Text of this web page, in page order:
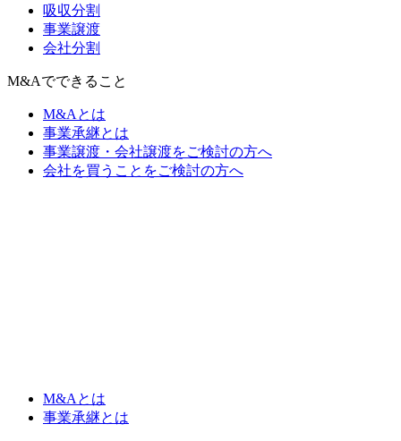
吸収分割
事業譲渡
会社分割
M&Aでできること
M&Aとは
事業承継とは
事業譲渡・会社譲渡をご検討の方へ
会社を買うことをご検討の方へ
M&Aとは
事業承継とは